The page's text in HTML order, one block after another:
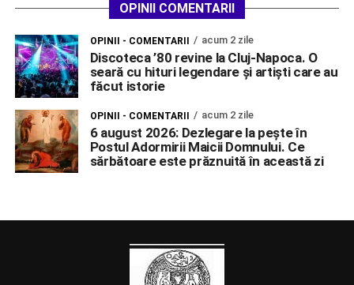
OPINII COMENTARII
OPINII - COMENTARII acum 2 zile
Discoteca ’80 revine la Cluj-Napoca. O
seară cu hituri legendare și artiști care au
făcut istorie
OPINII - COMENTARII acum 2 zile
6 august 2026: Dezlegare la pește în
Postul Adormirii Maicii Domnului. Ce
sărbătoare este prăznuită în această zi